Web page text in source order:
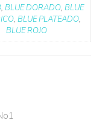
, BLUE DORADO, BLUE
, BLUE PLATEADO,
BLUE ROJO